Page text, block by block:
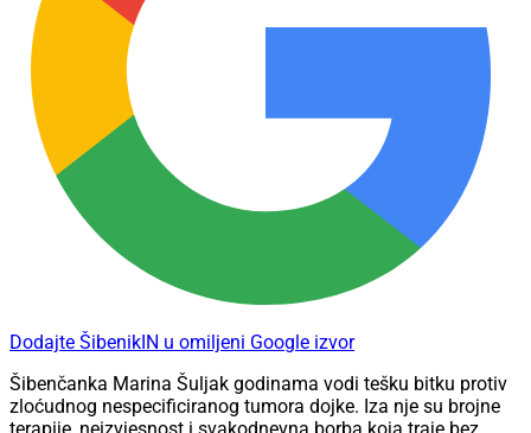
Dodajte ŠibenikIN u omiljeni Google izvor
Šibenčanka Marina Šuljak godinama vodi tešku bitku protiv
zloćudnog nespecificiranog tumora dojke. Iza nje su brojne